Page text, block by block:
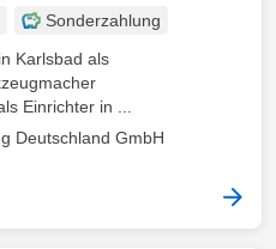
Sonderzahlung
Karlsbad als
Einrichter in ...
Deutschland GmbH